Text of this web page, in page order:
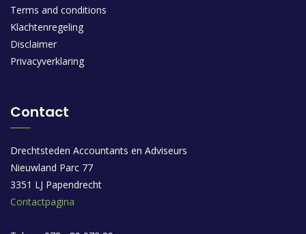
Terms and conditions
Klachtenregeling
Disclaimer
Privacyverklaring
Contact
Drechtsteden Accountants en Adviseurs
Nieuwland Parc 77
3351 LJ Papendrecht
Contactpagina